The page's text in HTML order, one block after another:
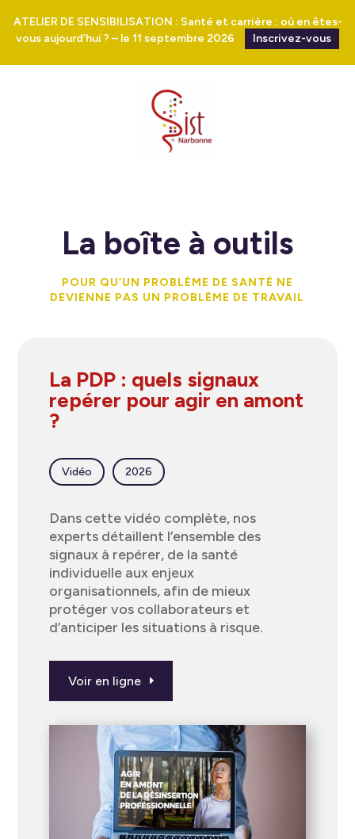
ATELIER DE SENSIBILISATION : Santé et carrière : où en êtes-
vous aujourd’hui ? – le 11 septembre 2026
Inscrivez-vous
La boîte à outils
POUR QU’UN PROBLÈME DE SANTÉ NE
DEVIENNE PAS UN PROBLÈME DE TRAVAIL
La PDP : quels signaux
repérer pour agir en amont
?
Vidéo 2026
Dans cette vidéo complète, nos
experts détaillent l’ensemble des
signaux à repérer, de la santé
individuelle aux enjeux
organisationnels, afin de mieux
protéger vos collaborateurs et
d’anticiper les situations à risque.
Voir en ligne